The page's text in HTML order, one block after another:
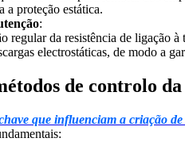
a proteção estática.
:
regular da resistência de ligação
electrostáticas, de modo a
de controlo
que influenciam a criação